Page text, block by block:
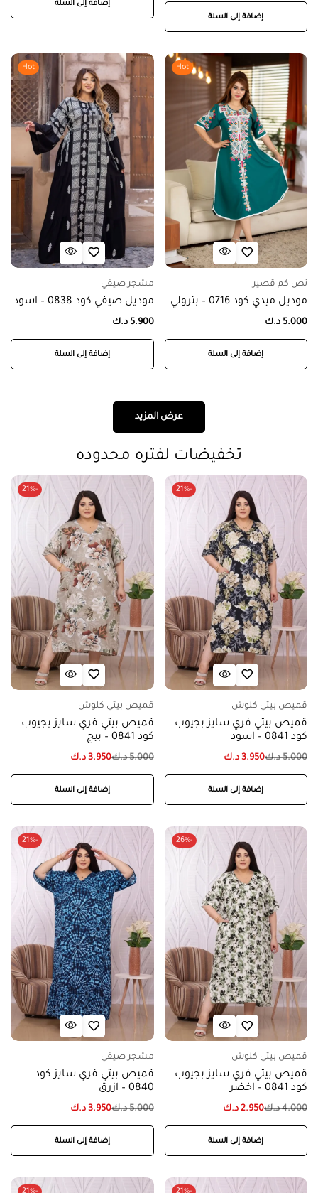
إضافة إلى السلة
إضافة إلى السلة
Hot
نص كم قصير
موديل ميدي كود 0716 – بترولي
5.000 د.ك
إضافة إلى السلة
Hot
مشجر صيفي
موديل صيفي كود 0838 – اسود
5.900 د.ك
إضافة إلى السلة
عرض المزيد
تخفيضات لفتره محدوده
-21%
قميص بيتي كلوش
قميص بيتي فري سايز بجيوب
كود 0841 – اسود
5.000 د.ك3.950 د.ك
إضافة إلى السلة
-21%
قميص بيتي كلوش
قميص بيتي فري سايز بجيوب
كود 0841 – بيج
5.000 د.ك3.950 د.ك
إضافة إلى السلة
-26%
قميص بيتي كلوش
قميص بيتي فري سايز بجيوب
كود 0841 – اخضر
4.000 د.ك2.950 د.ك
إضافة إلى السلة
-21%
مشجر صيفي
قميص بيتي فري سايز كود
0840 – ازرق
5.000 د.ك3.950 د.ك
إضافة إلى السلة